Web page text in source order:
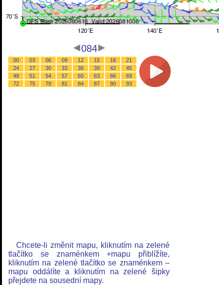
084
00 03 06 09 12 15 18
21
24
27 30 33 36 39 42
45
48
51 54 57 60 63 66
69
72
75 78 81 84 87 90 93
Chcete-li změnit mapu, kliknutím na zelené
tlačítko se znaménkem +mapu přiblížíte,
kliknutím na zelené tlačítko se znaménkem –
mapu oddálíte a kliknutím na zelené šipky
přejdete na sousední mapy.